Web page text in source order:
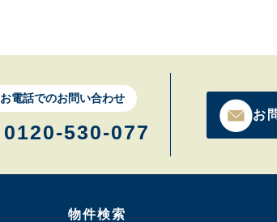
お電話でのお問い合わせ
0120-530-077
お
物件検索